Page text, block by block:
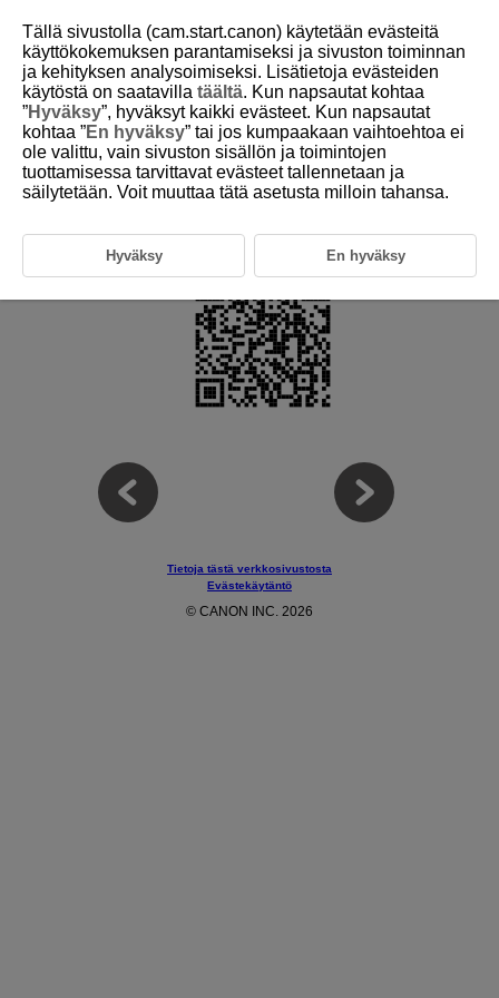
D388-005
Yhteensopivat lisävarusteet
Tiedot uusimmista yhteensopivista lisävarusteista ovat seuraavalla
https://cam.start.canon/H002/
Tietoja tästä verkkosivustosta
Evästekäytäntö
© CANON INC. 2026
Tällä sivustolla (cam.start.canon) käytetään evästeitä
käyttökokemuksen parantamiseksi ja sivuston toiminnan
ja kehityksen analysoimiseksi. Lisätietoja evästeiden
käytöstä on saatavilla täältä. Kun napsautat kohtaa
”Hyväksy”, hyväksyt kaikki evästeet. Kun napsautat
kohtaa ”En hyväksy” tai jos kumpaakaan vaihtoehtoa ei
ole valittu, vain sivuston sisällön ja toimintojen
tuottamisessa tarvittavat evästeet tallennetaan ja
säilytetään. Voit muuttaa tätä asetusta milloin tahansa.
Hyväksy En hyväksy